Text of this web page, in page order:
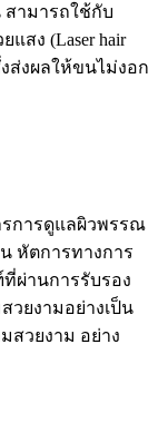
สามารถใช้กับ
สง (Laser hair
ส่งผลให้ขนไม่งอก
รการดูแลผิวพรรณ
หัตการทางการ
ผ่านการรับรอง
วยงามอย่างเป็น
สวยงาม อย่าง